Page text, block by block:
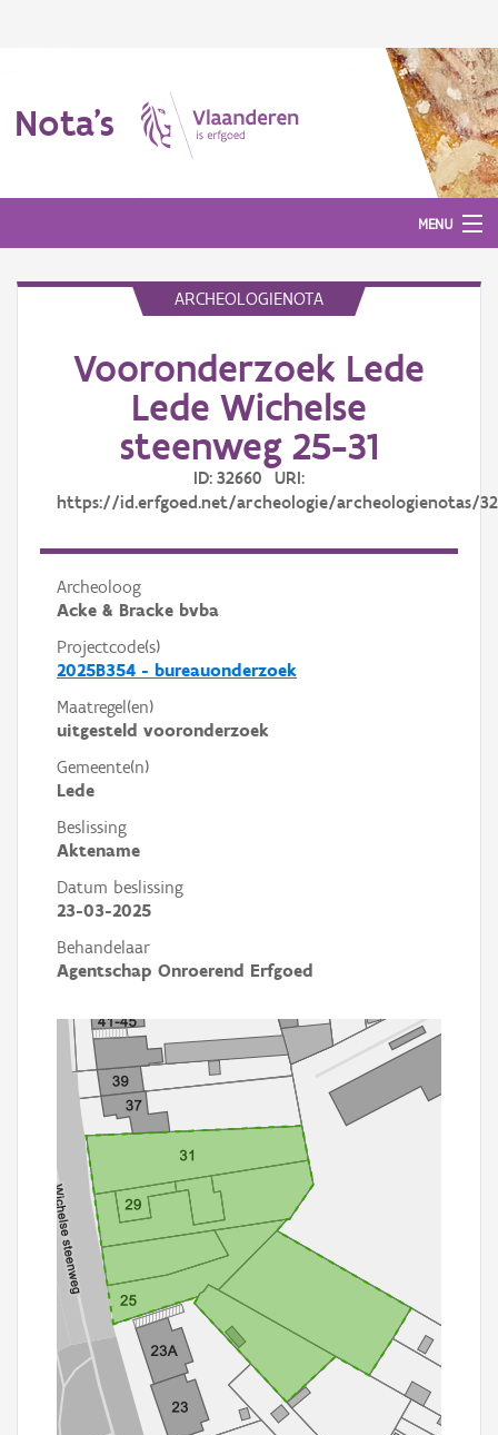
Nota's
MENU
Aanmelden
ARCHEOLOGIENOTA
Vooronderzoek Lede
Lede Wichelse
steenweg 25-31
ID: 32660 URI:
https://id.erfgoed.net/archeologie/archeologienotas/
Archeoloog
Acke & Bracke bvba
Projectcode(s)
2025B354 - bureauonderzoek
Maatregel(en)
uitgesteld vooronderzoek
Gemeente(n)
Lede
Beslissing
Aktename
Datum beslissing
23-03-2025
Behandelaar
Agentschap Onroerend Erfgoed